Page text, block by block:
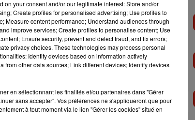
puisque les écoles et des
informations deFranceinfo.
54 départements et
qu'on va vers un confinement,
préserver les écoles, les
a résumé François Baroin,
on your consent and/or our legitimate interest: Store and/or
Create profiles for personalised advertising; Use profiles to
Measure content performance; Understand audiences through
improve services; Create profiles to personalise content; Use
Ensure security, prevent and detect fraud, and fix errors;
privacy choices. These technologies may process personal
Identify devices based on information actively
other data sources; Link different devices; Identify devices
en sélectionnant les finalités et/ou partenaires dans "Gérer
sans accepter". Vos préférences ne s'appliqueront que pour
à tout moment via le lien "Gérer les cookies" situé en